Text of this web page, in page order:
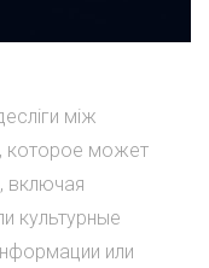
між
которое может
включая
культурные
или